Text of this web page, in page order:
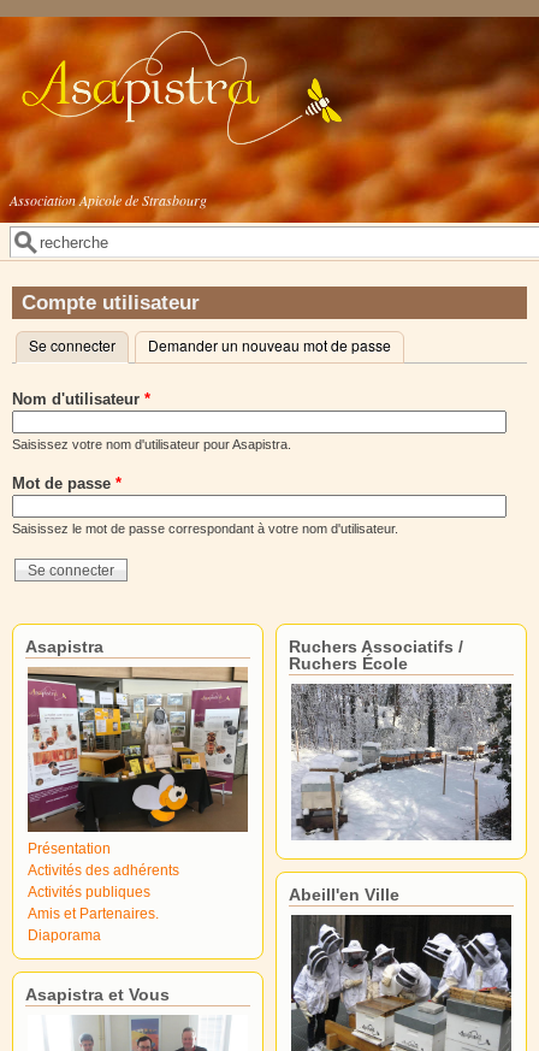
Aller au contenu principal
Association Apicole de Strasbourg
Formulaire de recherche
Rechercher
Compte utilisateur
Onglets principaux
Se connecter (onglet actif)
Demander un nouveau mot de passe
Nom d'utilisateur *
Saisissez votre nom d'utilisateur pour Asapistra.
Mot de passe *
Saisissez le mot de passe correspondant à votre nom d'utilisateur.
Asapistra
Présentation
Activités des adhérents
Activités publiques
Amis et Partenaires.
Diaporama
Asapistra et Vous
Ruchers Associatifs /
Ruchers École
Abeill'en Ville